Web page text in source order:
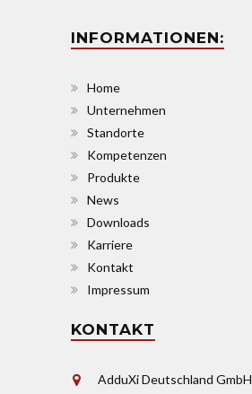
INFORMATIONEN:
Home
Unternehmen
Standorte
Kompetenzen
Produkte
News
Downloads
Karriere
Kontakt
Impressum
KONTAKT
AdduXi Deutschland GmbH